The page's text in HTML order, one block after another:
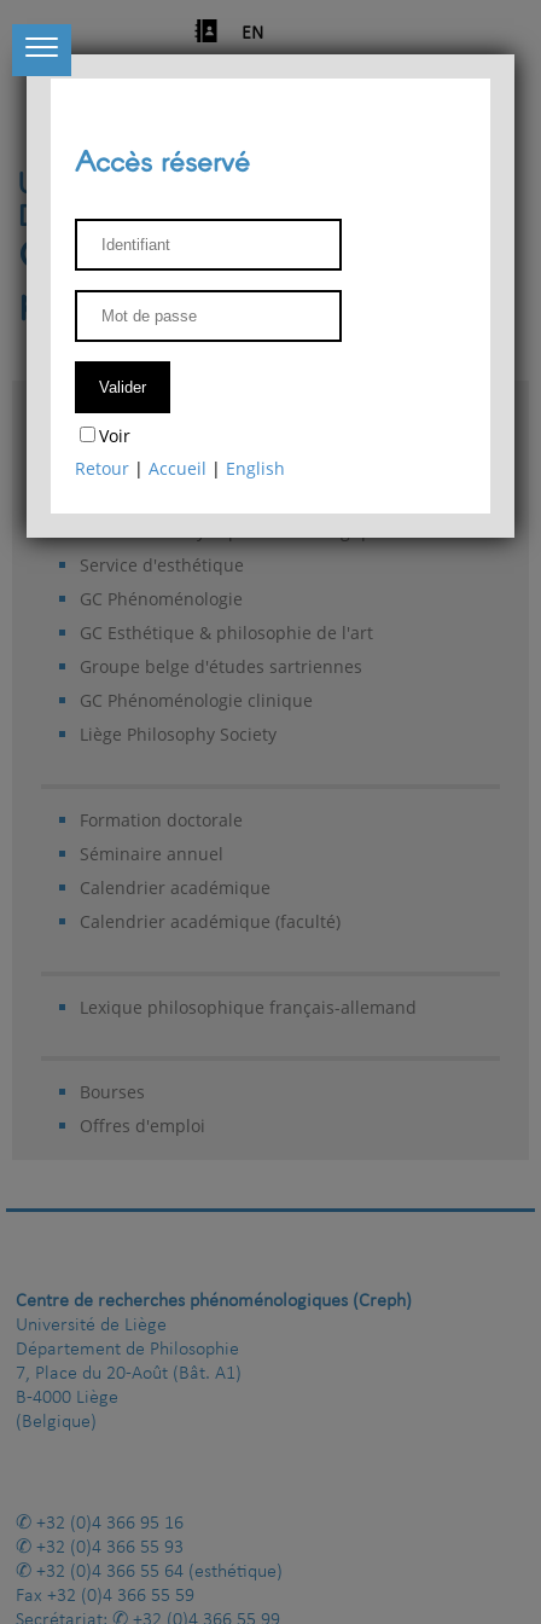
EN
Université de Liège
Département de philosophie
Centre de recherches
phénoménologiques
Accès & plans
Bibliothèque du Département de philosophie
Service d'esthétique
GC Phénoménologie
GC Esthétique & philosophie de l'art
Groupe belge d'études sartriennes
GC Phénoménologie clinique
Liège Philosophy Society
Formation doctorale
Séminaire annuel
Calendrier académique
Calendrier académique (faculté)
Lexique philosophique français-allemand
Bourses
Offres d'emploi
Accès réservé
Voir
Retour |Accueil | English
Centre de recherches phénoménologiques (Creph)
Université de Liège
Département de Philosophie
7, Place du 20-Août (Bât. A1)
B-4000 Liège
(Belgique)
+32 (0)4 366 95 16
+32 (0)4 366 55 93
+32 (0)4 366 55 64 (esthétique)
Fax +32 (0)4 366 55 59